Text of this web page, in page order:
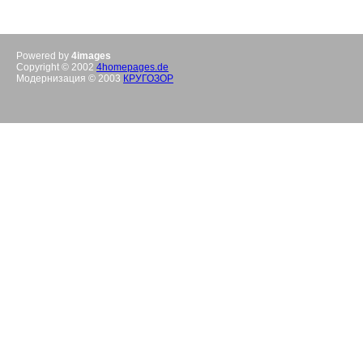
Powered by 4images
Copyright © 2002 4homepages.de
Модернизация © 2003 КРУГОЗОР